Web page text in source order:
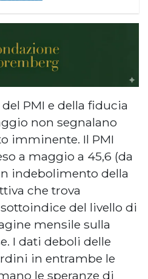
PMI e della fiducia
non segnalano
imminente. Il PMI
a maggio a 45,6 (da
indebolimento della
che trova
del livello di
mensile sulla
I dati deboli delle
in entrambe le
le speranze di